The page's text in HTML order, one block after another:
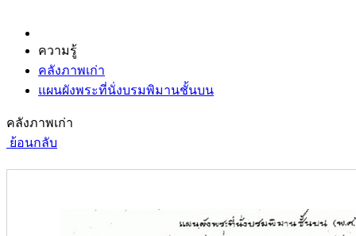
ความรู้
คลังภาพเก่า
แผนผังพระที่นั่งบรมพิมานชั้นบน
คลังภาพเก่า
ย้อนกลับ